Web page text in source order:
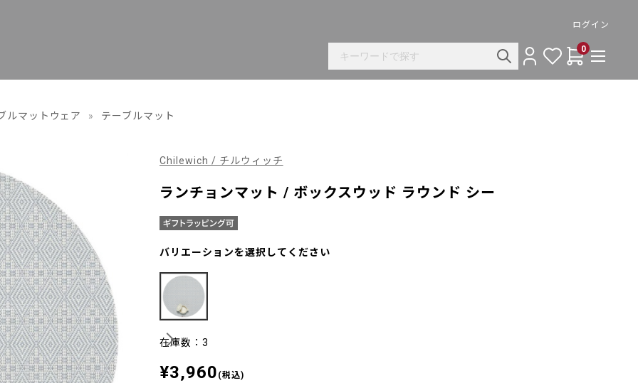
ログイン
0
ルマットウェア » テーブルマット
Chilewich / チルウィッチ
ランチョンマット / ボックスウッド ラウンド シー
バリエーションを選択してください
在庫数：3
¥3,960 (税込)